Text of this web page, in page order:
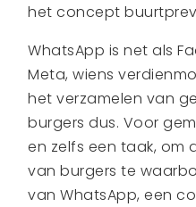
het concept
WhatsApp is net als
Meta, wiens
het verzamelen van
burgers dus. Voor
en zelfs een taak, om
van burgers te
van WhatsApp, een